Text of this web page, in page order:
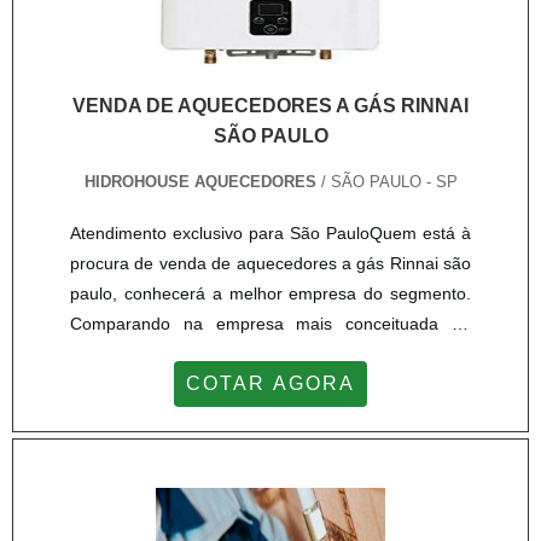
VENDA DE AQUECEDORES A GÁS RINNAI
SÃO PAULO
HIDROHOUSE AQUECEDORES / SÃO PAULO - SP
Atendimento exclusivo para São PauloQuem está à
procura de venda de aquecedores a gás Rinnai são
paulo, conhecerá a melhor empresa do segmento.
Comparando na empresa mais conceituada do
qualidade da área de atuação.Quando a busca é
com os colaboradores da Hidrohouse Aquecedores
técnica especializada.MAIS SOBRE VENDA DE
AQUECEDORES A GÁS RINNAI SÃO PAULOA
COTAR AGORA